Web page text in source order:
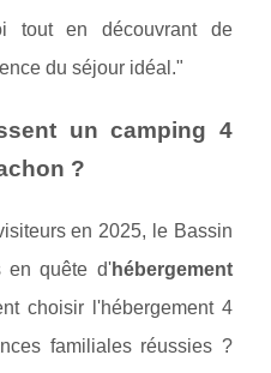
tout en découvrant de
du séjour idéal."
un camping 4
?
en 2025, le Bassin
en quête d'hébergement
choisir l'hébergement 4
familiales réussies ?